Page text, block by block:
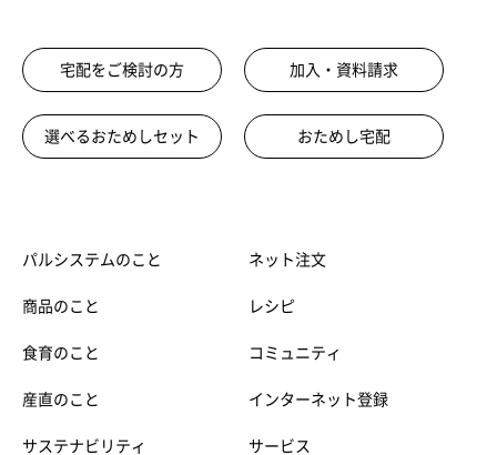
宅配をご検討の方 加入・資料請求
選べるおためしセット おためし宅配
パルシステムのこと
商品のこと
食育のこと
産直のこと
サステナビリティ
ネット注文
レシピ
コミュニティ
インターネット登録
サービス